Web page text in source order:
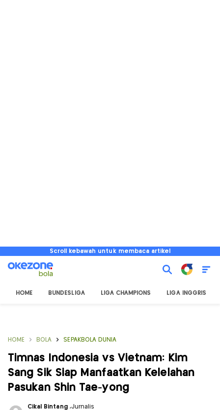
Scroll kebawah untuk membaca artikel
HOME BUNDESLIGA LIGA CHAMPIONS LIGA INGGRIS
HOME BOLA SEPAKBOLA DUNIA
Timnas Indonesia vs Vietnam: Kim
Sang Sik Siap Manfaatkan Kelelahan
Pasukan Shin Tae-yong
Cikal Bintang ,Jurnalis